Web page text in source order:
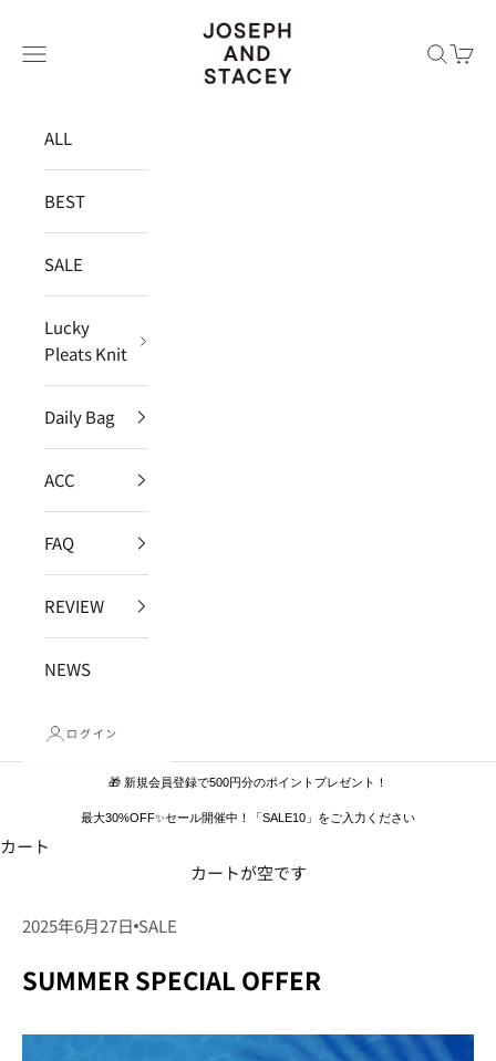
JOSEPH AND STACEY JAPAN
メニュー
検索カー
ALL
BEST
SALE
Lucky
Pleats Knit
Daily Bag
ACC
FAQ
REVIEW
NEWS
ログイン
🎁 新規会員登録で500円分のポイントプレゼント！
最大30%OFF✨セール開催中！「SALE10」をご入力ください
カート
カートが空です
2025年6月27日 SALE
SUMMER SPECIAL OFFER